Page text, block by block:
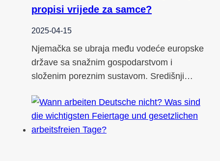
propisi vrijede za samce?
2025-04-15
Njemačka se ubraja među vodeće europske
države sa snažnim gospodarstvom i
složenim poreznim sustavom. Središnji…